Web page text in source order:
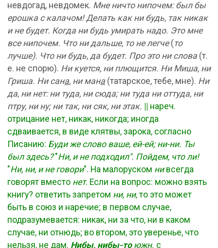
невдогад, невдомек. Мне ничто нипочем: был бы
ерошка с калачом! Делать как ни будь, так никак
и не будет. Когда ни будь умирать надо. Это мне
все нипочем. Что ни дальше, то не легче(то
лучше). Что ни будь, да будет. Про это ни слова (т.
е. не спорю). Ни куется, ни плющится. Ни Миша, ни
Гриша. Ни сана, ни мана (татарское, тебе, мне). Ни
да, ни нет: ни туда, ни сюда; ни туда ни оттуда, ни
птру, ни ну; ни так, ни сяк, ни этак.
нареч.
отрицание нет, никак, никогда; иногда
сдваивается, в виде клятвы, зарока, согласно
Писанию: Буди же слово ваше, ей-ей; ни-ни. Ты
был здесь?"Ни, и не подходил". Пойдем, что ли!
"Ни, ни, и не говори". На малоруском нивсегда
говорят вместо нет. Если на вопрос: можно взять
книгу? ответить запретом ни, ни, то это может
быть в союз и наречие; в первом случае,
подразумевается: никак, ни за что, ни в каком
случае, ни отнюдь; во втором, это уверенье, что
нельзя, не дам. Нибы, нибы-то южн. с